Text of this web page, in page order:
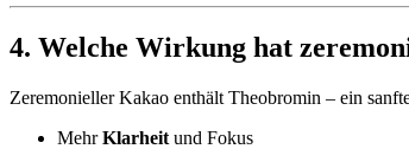
4. Welche Wirkung hat
Zeremonieller Kakao enthält Theobromin – ein
MehrKlarheit und Fokus